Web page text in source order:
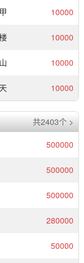
10000
10000
10000
10000
共2403个 >
500000
500000
500000
280000
50000